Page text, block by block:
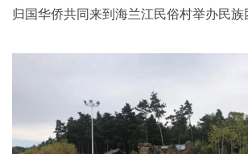
归国华侨共同来到海兰江民俗村举办民族